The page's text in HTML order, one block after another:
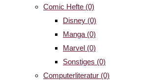
Comic Hefte (0)
Disney (0)
Manga (0)
Marvel (0)
Sonstiges (0)
Computerliteratur (0)